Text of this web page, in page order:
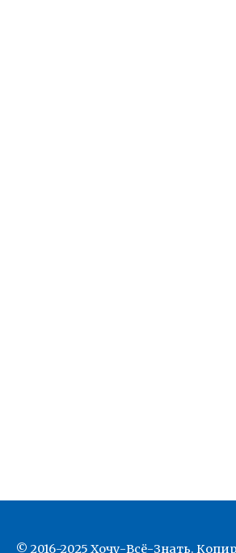
© 2016-2025 Хочу-Всё-Знать.